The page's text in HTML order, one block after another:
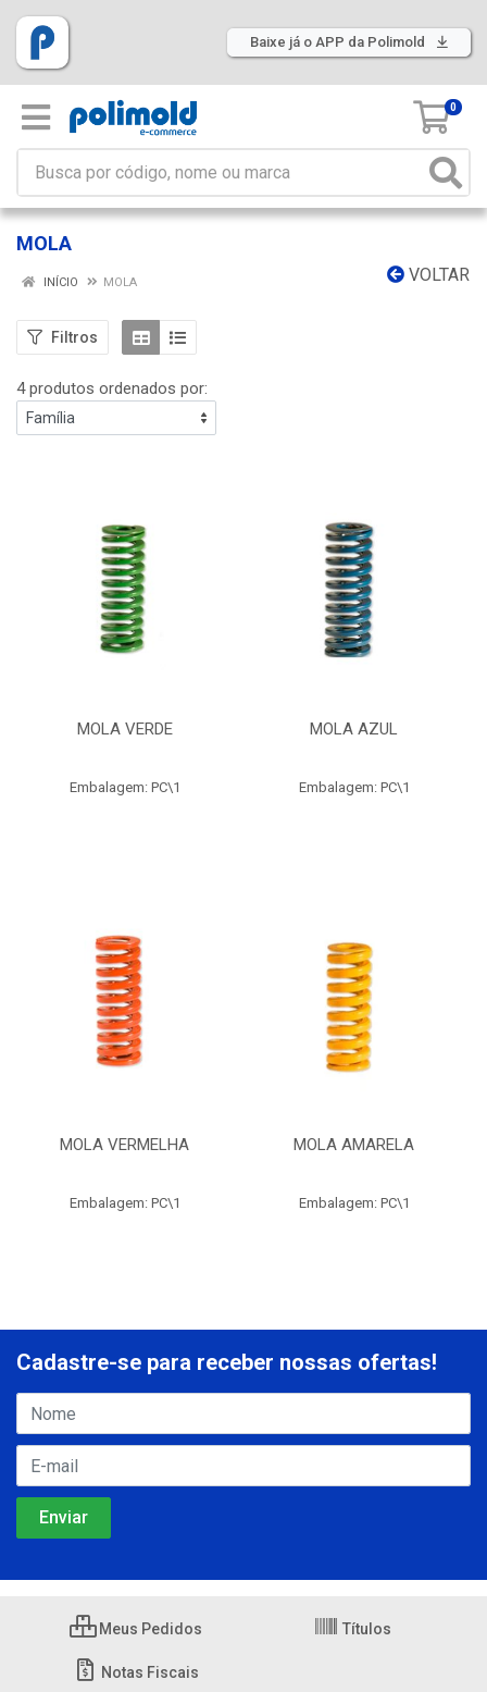
Baixe já o APP da Polimold
0
MOLA
VOLTAR
INÍCIO MOLA
Filtros
4 produtos ordenados por:
MOLA VERDE
Embalagem: PC\1
MOLA AZUL
Embalagem: PC\1
MOLA VERMELHA
Embalagem: PC\1
MOLA AMARELA
Embalagem: PC\1
Cadastre-se para receber nossas ofertas!
Meus Pedidos Títulos
Notas Fiscais